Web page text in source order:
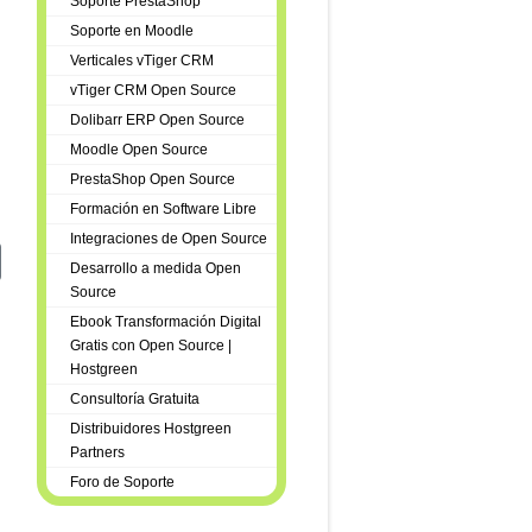
Comercio de Málaga
crmGreen es tu crm web en la nube
Soporte en Moodle
Verticales vTiger CRM
vTiger CRM Open Source
Dolibarr ERP Open Source
Moodle Open Source
PrestaShop Open Source
Formación en Software Libre
Integraciones de Open Source
Desarrollo a medida Open
Source
Ebook Transformación Digital
Gratis con Open Source |
Hostgreen
Consultoría Gratuita
Distribuidores Hostgreen
Partners
Foro de Soporte